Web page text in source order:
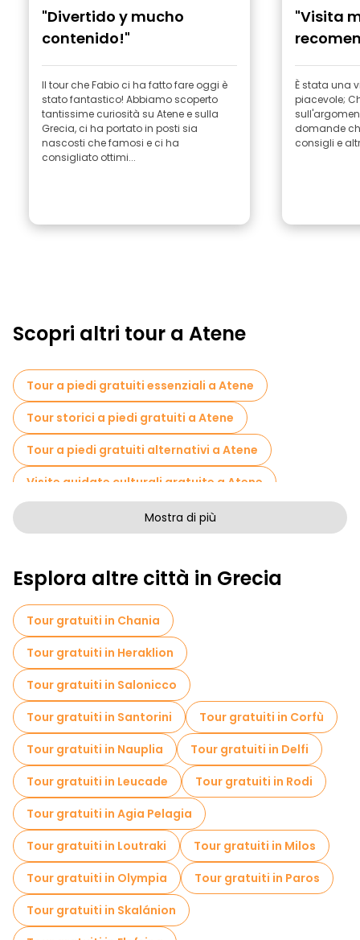
"Divertido y mucho
contenido!"
Il tour che Fabio ci ha fatto fare oggi è
stato fantastico! Abbiamo scoperto
tantissime curiosità su Atene e sulla
Grecia, ci ha portato in posti sia
nascosti che famosi e ci ha
consigliato ottimi...
"Visita
gracias
È stata una
piacevole;
domande
consigli e
Scopri altri tour a Atene
Tour a piedi gratuiti essenziali a Atene
Tour storici a piedi gratuiti a Atene
Tour a piedi gratuiti alternativi a Atene
Visite guidate culturali gratuite a Atene
Tour a piedi senza arte a Atene
Attività sportive a Atene
Visite autoguidate in Atene
Giochi di fuga in Atene
Visite gratuite alle leggende e al mistero in Atene
Musei in Atene
Visita gratuita del centro storico Atene
Visite al mercato in Atene
Tour di degustazione locali in Atene
Gite giornaliere gratuite a Atene
Passeggiate notturne gratuite a Atene
Tour in bicicletta a Atene
Tour gastronomici a Atene
Mostra di più
Esplora altre città in Grecia
Tour gratuiti in Chania
Tour gratuiti in Heraklion
Tour gratuiti in Salonicco
Tour gratuiti in Santorini
Tour gratuiti in Corfù
Tour gratuiti in Nauplia
Tour gratuiti in Delfi
Tour gratuiti in Leucade
Tour gratuiti in Rodi
Tour gratuiti in Agia Pelagia
Tour gratuiti in Loutraki
Tour gratuiti in Milos
Tour gratuiti in Olympia
Tour gratuiti in Paros
Tour gratuiti in Skalánion